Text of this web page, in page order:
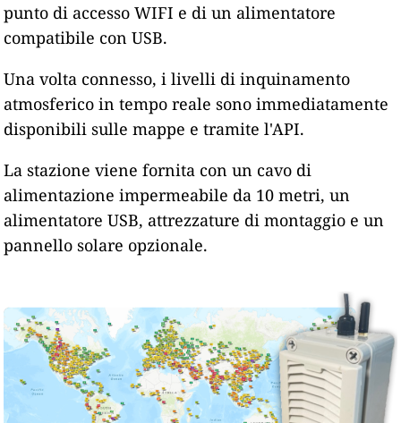
punto di accesso WIFI e di un alimentatore
compatibile con USB.
Una volta connesso, i livelli di inquinamento
atmosferico in tempo reale sono immediatamente
disponibili sulle mappe e tramite l'API.
La stazione viene fornita con un cavo di
alimentazione impermeabile da 10 metri, un
alimentatore USB, attrezzature di montaggio e un
pannello solare opzionale.